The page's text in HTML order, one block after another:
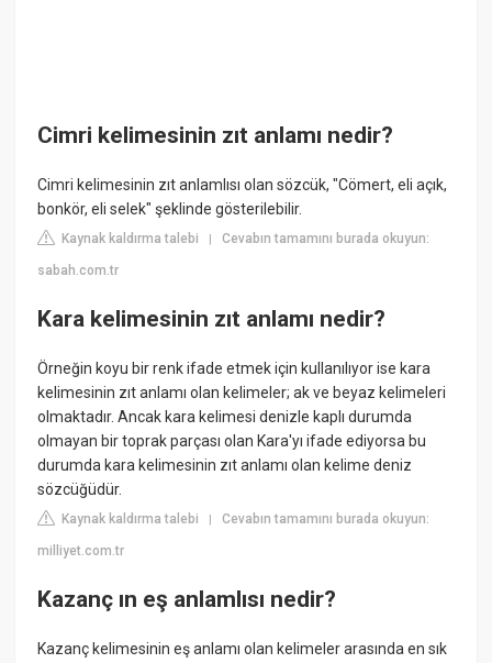
Cimri kelimesinin zıt anlamı nedir?
Cimri kelimesinin zıt anlamlısı olan sözcük, "Cömert, eli açık,
bonkör, eli selek" şeklinde gösterilebilir.
Kaynak kaldırma talebi |Cevabın tamamını burada okuyun:
sabah.com.tr
Kara kelimesinin zıt anlamı nedir?
Örneğin koyu bir renk ifade etmek için kullanılıyor ise kara
kelimesinin zıt anlamı olan kelimeler; ak ve beyaz kelimeleri
olmaktadır. Ancak kara kelimesi denizle kaplı durumda
olmayan bir toprak parçası olan Kara'yı ifade ediyorsa bu
durumda kara kelimesinin zıt anlamı olan kelime deniz
sözcüğüdür.
Kaynak kaldırma talebi |Cevabın tamamını burada okuyun:
milliyet.com.tr
Kazanç ın eş anlamlısı nedir?
Kazanç kelimesinin eş anlamı olan kelimeler arasında en sık